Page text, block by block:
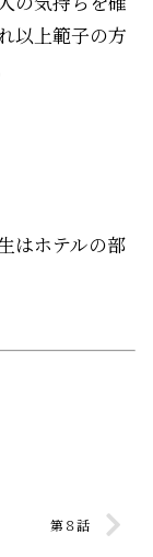
以上範子の方
はホテルの部
第８話